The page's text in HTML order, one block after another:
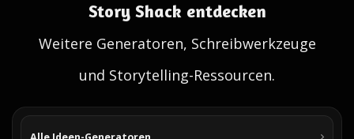
Story Shack entdecken
Weitere Generatoren, Schreibwerkzeuge
und Storytelling-Ressourcen.